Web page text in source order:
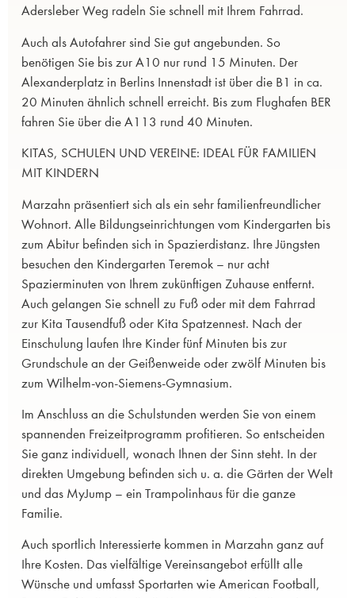
Adersleber Weg radeln Sie schnell mit Ihrem Fahrrad.
Auch als Autofahrer sind Sie gut angebunden. So
benötigen Sie bis zur A10 nur rund 15 Minuten. Der
Alexanderplatz in Berlins Innenstadt ist über die B1 in ca.
20 Minuten ähnlich schnell erreicht. Bis zum Flughafen BER
fahren Sie über die A113 rund 40 Minuten.
KITAS, SCHULEN UND VEREINE: IDEAL FÜR FAMILIEN
MIT KINDERN
Marzahn präsentiert sich als ein sehr familienfreundlicher
Wohnort. Alle Bildungseinrichtungen vom Kindergarten bis
zum Abitur befinden sich in Spazierdistanz. Ihre Jüngsten
besuchen den Kindergarten Teremok – nur acht
Spazierminuten von Ihrem zukünftigen Zuhause entfernt.
Auch gelangen Sie schnell zu Fuß oder mit dem Fahrrad
zur Kita Tausendfuß oder Kita Spatzennest. Nach der
Einschulung laufen Ihre Kinder fünf Minuten bis zur
Grundschule an der Geißenweide oder zwölf Minuten bis
zum Wilhelm-von-Siemens-Gymnasium.
Im Anschluss an die Schulstunden werden Sie von einem
spannenden Freizeitprogramm profitieren. So entscheiden
Sie ganz individuell, wonach Ihnen der Sinn steht. In der
direkten Umgebung befinden sich u. a. die Gärten der Welt
und das MyJump – ein Trampolinhaus für die ganze
Familie.
Auch sportlich Interessierte kommen in Marzahn ganz auf
Ihre Kosten. Das vielfältige Vereinsangebot erfüllt alle
Wünsche und umfasst Sportarten wie American Football,